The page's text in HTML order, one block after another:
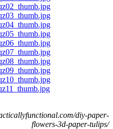
diy-paper-
flowers-3d-paper-tulips/